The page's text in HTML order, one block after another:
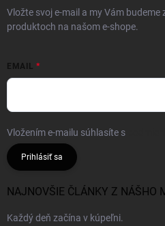
Vložte svoj e-mail a my Vám
produktoch na našom e-shope.
EMAIL
Vložením e-mailu súhlasíte s
Prihlásiť sa
NAJNOVŠIE ČLÁNKY Z NÁŠHO
Každý deň začína v kúpeľni.